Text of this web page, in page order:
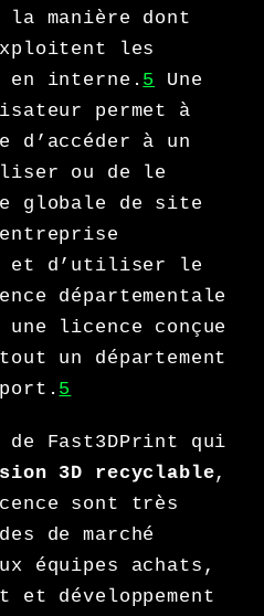
manière dont
les
en interne. 5
Une
permet à
d’accéder à un
ou de le
globale de site
et d’utiliser le
départementale
une licence conçue
un département
5
Fast3DPrint qui
3D recyclable,
sont très
de marché
équipes achats,
développement